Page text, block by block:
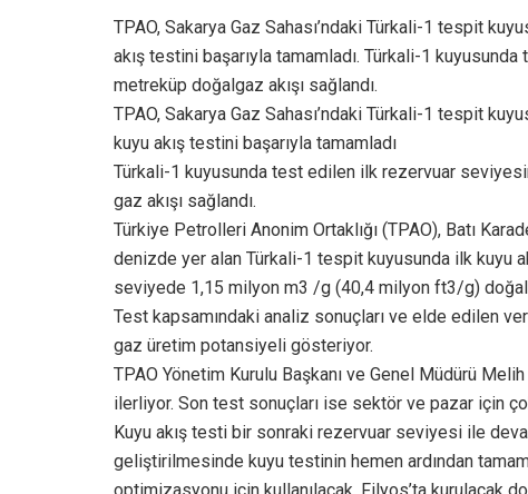
TPAO, Sakarya Gaz Sahası’ndaki Türkali-1 tespit
akış testini başarıyla tamamladı. Türkali-1
metreküp doğalgaz akışı sağlandı.
TPAO, Sakarya Gaz Sahası’ndaki Türkali-1 tespit
kuyu akış testini başarıyla tamamladı
Türkali-1 kuyusunda test edilen ilk rezervuar
gaz akışı sağlandı.
Türkiye Petrolleri Anonim Ortaklığı (TPAO), Batı
denizde yer alan Türkali-1 tespit kuyusunda ilk kuyu
seviyede 1,15 milyon m3 /g (40,4 milyon ft3/g) doğal
Test kapsamındaki analiz sonuçları ve elde edilen
gaz üretim potansiyeli gösteriyor.
TPAO Yönetim Kurulu Başkanı ve Genel Müdürü
ilerliyor. Son test sonuçları ise sektör ve pazar için
Kuyu akış testi bir sonraki rezervuar seviyesi ile
geliştirilmesinde kuyu testinin hemen ardından